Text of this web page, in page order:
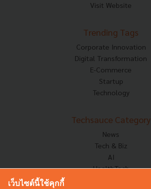
Visit Website
Trending Tags
Corporate Innovation
Digital Transformation
E-Commerce
Startup
Technology
Techsauce Category
News
Tech & Biz
AI
HealthTech
เว็บไซต์นี้ใช้คุกกี้